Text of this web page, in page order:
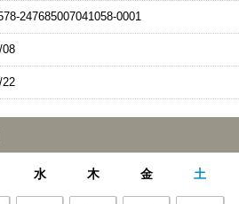
247685007041058-0001
08
22
水 木 金 土